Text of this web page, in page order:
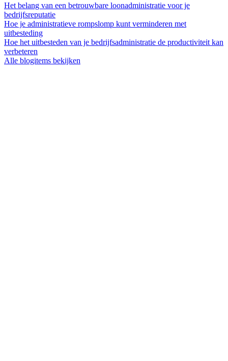
Het belang van een betrouwbare loonadministratie voor je
bedrijfsreputatie
Hoe je administratieve rompslomp kunt verminderen met
uitbesteding
Hoe het uitbesteden van je bedrijfsadministratie de productiviteit kan
verbeteren
Alle blogitems bekijken